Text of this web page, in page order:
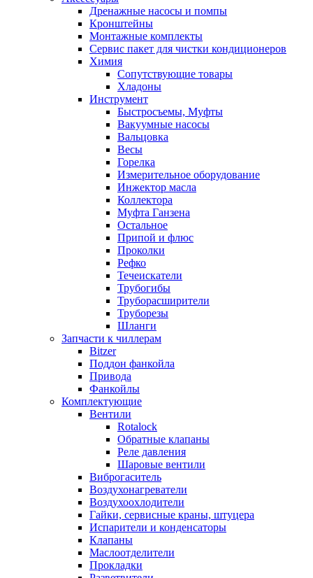
Дренажные насосы и помпы
Кронштейны
Монтажные комплекты
Сервис пакет для чистки кондиционеров
Химия
Сопутствующие товары
Хладоны
Инструмент
Быстросъемы, Муфты
Вакуумные насосы
Вальцовка
Весы
Горелка
Измерительное оборудование
Инжектор масла
Коллектора
Муфта Ганзена
Остальное
Припой и флюс
Проколки
Рефко
Течеискатели
Трубогибы
Труборасширители
Труборезы
Шланги
Запчасти к чиллерам
Bitzer
Поддон фанкойла
Привода
Фанкойлы
Комплектующие
Вентили
Rotalock
Обратные клапаны
Реле давления
Шаровые вентили
Виброгаситель
Воздухонагреватели
Воздухоохлодители
Гайки, сервисные краны, штуцера
Испарители и конденсаторы
Клапаны
Маслоотделители
Прокладки